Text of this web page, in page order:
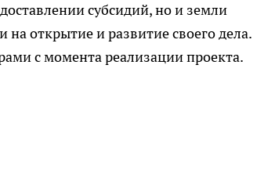
субсидий, но и земли
на открытие и развитие своего дела.
с момента реализации проекта.